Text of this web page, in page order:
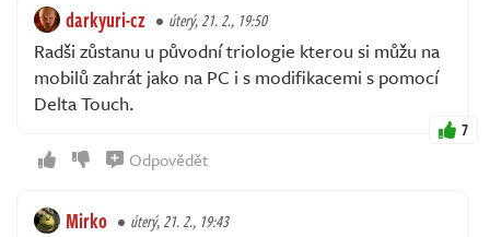
darkyuri-cz úterý, 21. 2., 19:50
Radši zůstanu u původní triologie kterou si můžu na
mobilů zahrát jako na PC i s modifikacemi s pomocí
Delta Touch.
7
Odpovědět
Mirko úterý, 21. 2., 19:43